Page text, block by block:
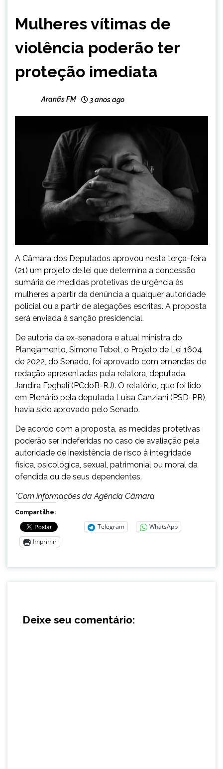
NOTÍCIAS
Mulheres vítimas de
violência poderão ter
proteção imediata
Aranãs FM 3 anos ago
A Câmara dos Deputados aprovou nesta terça-feira
(21) um projeto de lei que determina a concessão
sumária de medidas protetivas de urgência às
mulheres a partir da denúncia a qualquer autoridade
policial ou a partir de alegações escritas. A proposta
será enviada à sanção presidencial.
De autoria da ex-senadora e atual ministra do
Planejamento, Simone Tebet, o Projeto de Lei 1604
de 2022, do Senado, foi aprovado com emendas de
redação apresentadas pela relatora, deputada
Jandira Feghali (PCdoB-RJ). O relatório, que foi lido
em Plenário pela deputada Luisa Canziani (PSD-PR),
havia sido aprovado pelo Senado.
De acordo com a proposta, as medidas protetivas
poderão ser indeferidas no caso de avaliação pela
autoridade de inexistência de risco à integridade
física, psicológica, sexual, patrimonial ou moral da
ofendida ou de seus dependentes.
*Com informações da Agência Câmara
Compartilhe:
Telegram
WhatsApp
Imprimir
Deixe seu comentário: